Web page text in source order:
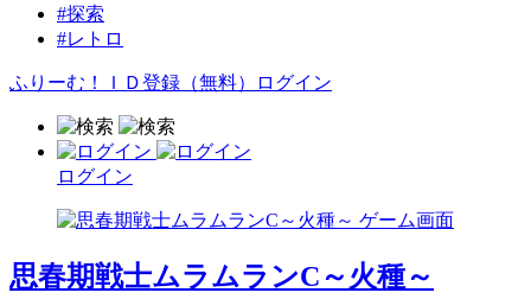
#探索
#レトロ
ふりーむ！ＩＤ登録（無料） ログイン
ログイン
思春期戦士ムラムランC～火種～